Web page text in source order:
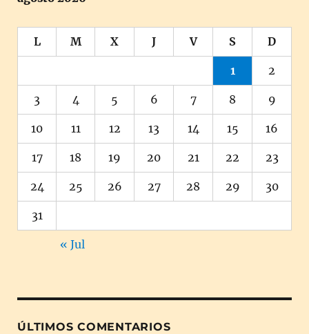
L M X J V S D
1 2
3 4 5 6 7 8 9
10 11 12 13 14 15 16
17 18 19 20 21 22 23
24 25 26 27 28 29 30
31
« Jul
ÚLTIMOS COMENTARIOS